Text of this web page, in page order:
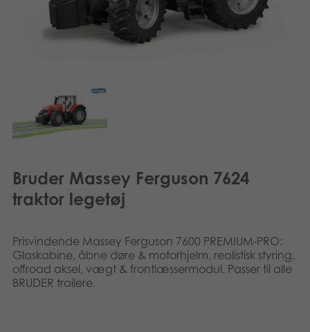
Bøger
Arkiverede produkter
Svenska
Bruder Massey Ferguson 7624
traktor legetøj
Prisvindende Massey Ferguson 7600 PREMIUM-PRO:
Glaskabine, åbne døre & motorhjelm, realistisk styring,
offroad aksel, vægt & frontlæssermodul. Passer til alle
BRUDER trailere.